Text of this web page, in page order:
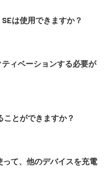
は使用できますか？
ィベーションする必要が
ことができますか？
って、他のデバイスを充電